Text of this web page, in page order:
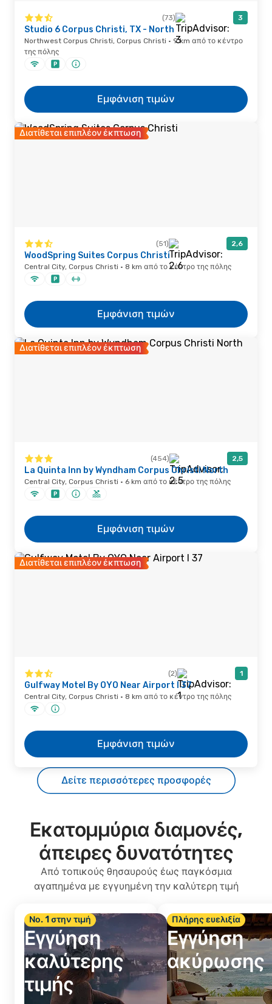
(73) 3
Studio 6 Corpus Christi, TX - North
Northwest Corpus Christi, Corpus Christi · 9 km από το κέντρο
της πόλης
Εμφάνιση τιμών
Διατίθεται επιπλέον έκπτωση
(51) 2,6
WoodSpring Suites Corpus Christi
Central City, Corpus Christi · 8 km από το κέντρο της πόλης
Εμφάνιση τιμών
Διατίθεται επιπλέον έκπτωση
(454) 2,5
La Quinta Inn by Wyndham Corpus Christi North
Central City, Corpus Christi · 6 km από το κέντρο της πόλης
Εμφάνιση τιμών
Διατίθεται επιπλέον έκπτωση
(2) 1
Gulfway Motel By OYO Near Airport I 37
Central City, Corpus Christi · 8 km από το κέντρο της πόλης
Εμφάνιση τιμών
Δείτε περισσότερες προσφορές
Εκατομμύρια διαμονές,
άπειρες δυνατότητες
Από τοπικούς θησαυρούς έως παγκόσμια
αγαπημένα με εγγυημένη την καλύτερη τιμή
Νο. 1 στην τιμή
Εγγύηση
καλύτερης
τιμής
Πλήρης ευελιξία
Εγγύηση
ακύρωσης